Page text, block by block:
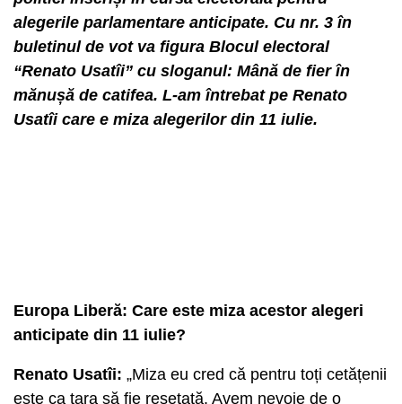
alegerile parlamentare anticipate. Cu nr. 3 în
buletinul de vot va figura Blocul electoral
“Renato Usatîi” cu sloganul: Mână de fier în
mănușă de catifea. L-am întrebat pe Renato
Usatîi care e miza alegerilor din 11 iulie.
Europa Liberă: Care este miza acestor alegeri
anticipate din 11 iulie?
Renato Usatîi: „Miza eu cred că pentru toți cetățenii
este ca țara să fie resetată. Avem nevoie de o